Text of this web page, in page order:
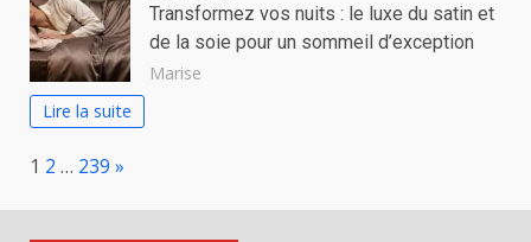
Transformez vos nuits : le luxe du satin et
de la soie pour un sommeil d’exception
Marise
Lire la suite
Page:
1 2 … 239 Next
»